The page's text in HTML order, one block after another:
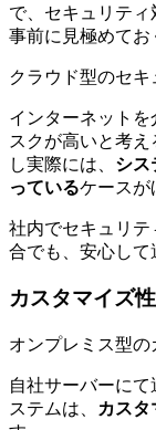
で、セキュリテ
事前に見極めてお
クラウド型のセキ
インターネット
スクが高いと考
し実際には、 シス
っているケースが
社内でセキュリ
合でも、安心して
カスタマイズ性
オンプレミス型
自社サーバーに
ステムは、
カス